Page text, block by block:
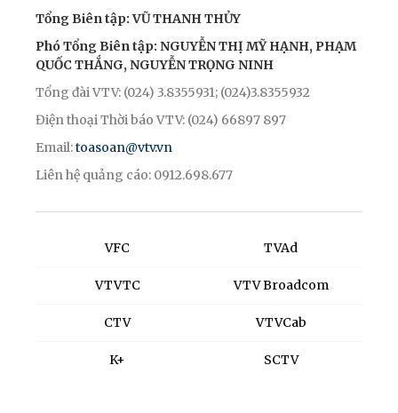
Tổng Biên tập: VŨ THANH THỦY
Phó Tổng Biên tập: NGUYỄN THỊ MỸ HẠNH, PHẠM
QUỐC THẮNG, NGUYỄN TRỌNG NINH
Tổng đài VTV: (024) 3.8355931; (024)3.8355932
Điện thoại Thời báo VTV: (024) 66897 897
Email:toasoan@vtv.vn
Liên hệ quảng cáo: 0912.698.677
VFC
VTVTC
CTV
K+
TVAd
VTV Broadcom
VTVCab
SCTV